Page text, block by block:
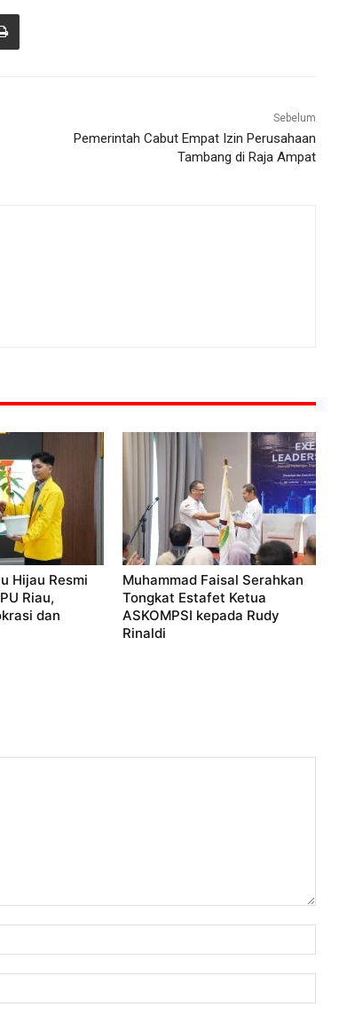
Sebelum
Pemerintah Cabut Empat Izin Perusahaan
Tambang di Raja Ampat
Hijau Resmi
Riau,
dan
Muhammad Faisal Serahkan
Tongkat Estafet Ketua
ASKOMPSI kepada Rudy
Rinaldi